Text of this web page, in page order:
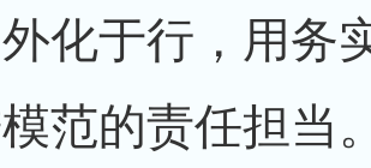
化于行，用务
范的责任担当